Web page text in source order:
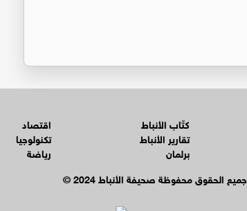
كتّاب الأنباط
تقارير الأنباط
برلمان
اقتصاد
تكنولوجيا
رياضة
© جميع الحقوق محفوظة صحيفة الأنباط 2024